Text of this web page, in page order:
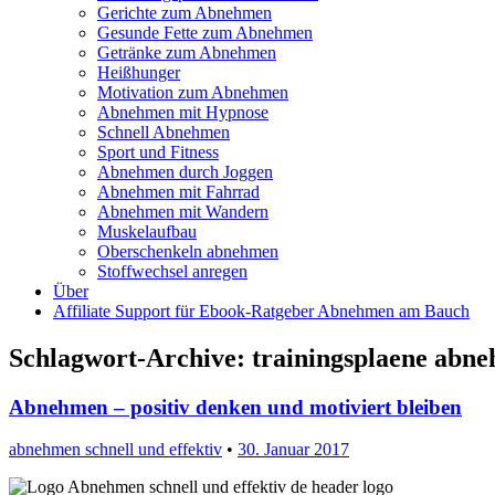
Gerichte zum Abnehmen
Gesunde Fette zum Abnehmen
Getränke zum Abnehmen
Heißhunger
Motivation zum Abnehmen
Abnehmen mit Hypnose
Schnell Abnehmen
Sport und Fitness
Abnehmen durch Joggen
Abnehmen mit Fahrrad
Abnehmen mit Wandern
Muskelaufbau
Oberschenkeln abnehmen
Stoffwechsel anregen
Über
Affiliate Support für Ebook-Ratgeber Abnehmen am Bauch
Schlagwort-Archive: trainingsplaene
Abnehmen – positiv denken und motiviert bleiben
abnehmen schnell und effektiv • 30. Januar 2017